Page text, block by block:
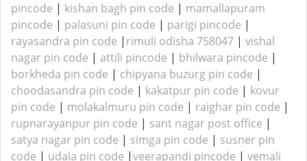
pincode | kishan bagh pin code | mamallapuram
pincode | palasuni pin code | parigi pincode |
rayasandra pin code | rimuli odisha 758047 | vishal
nagar pin code | attili pincode | bhilwara pincode |
borkheda pin code | chipyana buzurg pin code |
choodasandra pin code | kakatpur pin code | kovur
pin code | molakalmuru pin code | raighar pin code |
rupnarayanpur pin code | sant nagar post office |
satya nagar pin code | simga pin code | susner pin
code | udala pin code |veerapandi pincode | vemali